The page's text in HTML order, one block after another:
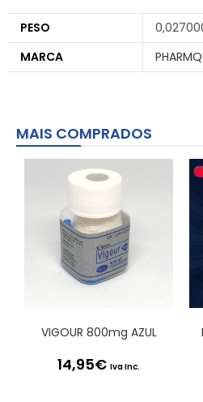
PESO
MARCA
MAIS COMPRADOS
VIGOUR 800mg AZUL
14,95€ Iva Inc.